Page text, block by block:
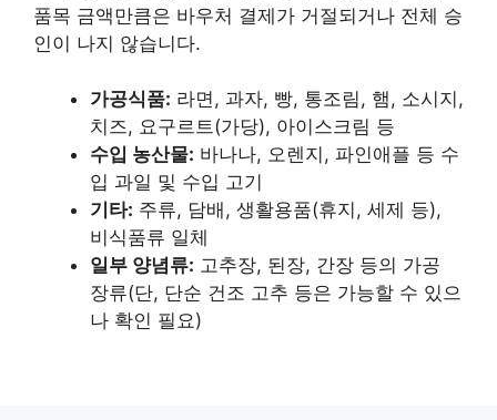
품목 금액만큼은 바우처 결제가 거절되거나 전체 승
인이 나지 않습니다.
가공식품: 라면, 과자, 빵, 통조림, 햄, 소시지,
치즈, 요구르트(가당), 아이스크림 등
수입 농산물: 바나나, 오렌지, 파인애플 등 수
입 과일 및 수입 고기
기타: 주류, 담배, 생활용품(휴지, 세제 등),
비식품류 일체
일부 양념류: 고추장, 된장, 간장 등의 가공
장류(단, 단순 건조 고추 등은 가능할 수 있으
나 확인 필요)